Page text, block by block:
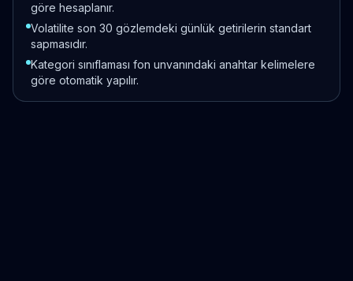
göre hesaplanır.
Volatilite son 30 gözlemdeki günlük getirilerin standart
sapmasıdır.
Kategori sınıflaması fon unvanındaki anahtar kelimelere
göre otomatik yapılır.